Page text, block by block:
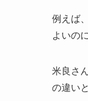
例えば
よいの
米良さ
の違い